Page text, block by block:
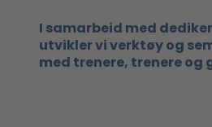
I samarbeid med
utvikler vi verktøy og
med trenere, trenere og